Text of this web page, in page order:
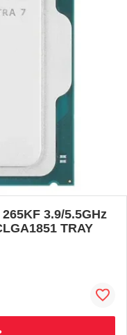
3.9/5.5GHz
TRAY